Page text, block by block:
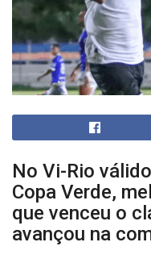
No Vi-Rio
Copa Verde,
que venceu o
avançou na